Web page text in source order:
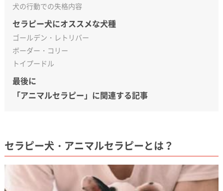
犬の行動での失格内容
セラピー犬にオススメな犬種
ゴールデン・レトリバー
ボーダー・コリー
トイプードル
最後に
「アニマルセラピー」に関連する記事
セラピー犬・アニマルセラピーとは？